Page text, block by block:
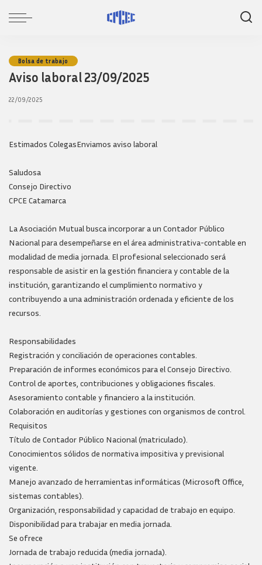
Bolsa de trabajo
Aviso laboral 23/09/2025
22/09/2025
Estimados ColegasEnviamos aviso laboral
Saludosa
Consejo Directivo
CPCE Catamarca
La Asociación Mutual busca incorporar a un Contador Público
Nacional para desempeñarse en el área administrativa-contable en
modalidad de media jornada. El profesional seleccionado será
responsable de asistir en la gestión financiera y contable de la
institución, garantizando el cumplimiento normativo y
contribuyendo a una administración ordenada y eficiente de los
recursos.
Responsabilidades
Registración y conciliación de operaciones contables.
Preparación de informes económicos para el Consejo Directivo.
Control de aportes, contribuciones y obligaciones fiscales.
Asesoramiento contable y financiero a la institución.
Colaboración en auditorías y gestiones con organismos de control.
Requisitos
Título de Contador Público Nacional (matriculado).
Conocimientos sólidos de normativa impositiva y previsional
vigente.
Manejo avanzado de herramientas informáticas (Microsoft Office,
sistemas contables).
Organización, responsabilidad y capacidad de trabajo en equipo.
Disponibilidad para trabajar en media jornada.
Se ofrece
Jornada de trabajo reducida (media jornada).